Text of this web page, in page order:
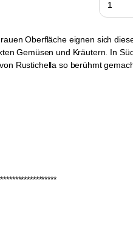
Oberfläche eignen sich
Gemüsen und Kräutern. In
Rustichella so berühmt